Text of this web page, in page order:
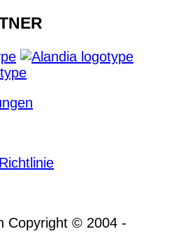
Copyright © 2004 -